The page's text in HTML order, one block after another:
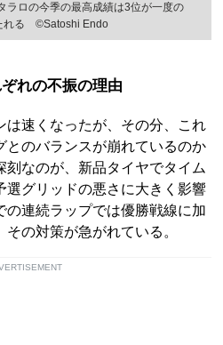
ラロの今季の最高成績は3位が一度の
れる ©Satoshi Endo
れの不振の理由
速くなったが、その分、これ
とのバランスが崩れているのか
刻なのが、新品タイヤでタイム
選グリッドの悪さに大きく影響
の連続ラップでは優勝戦線に加
の対策が急がれている。